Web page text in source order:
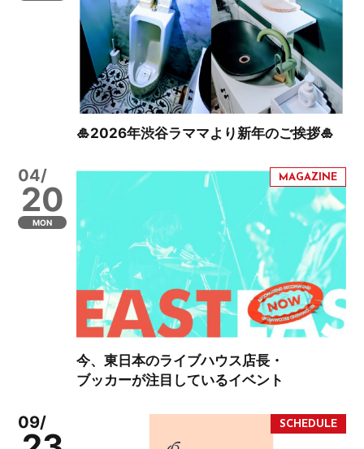
🎍2026年渋谷ラママより新年のご挨拶🎍
04/
20
MON
今、東日本のライブハウス店長・
ブッカーが注目しているイベント
09/